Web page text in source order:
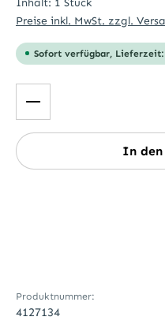
Preise inkl. MwSt. zzgl.
Sofort verfügbar, Lieferzeit:
Produkt Anzahl: Gib
In den
Produktnummer:
4127134